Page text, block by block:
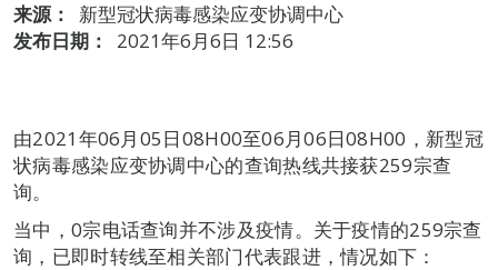
来源：
新型冠状病毒感染应变协调中心
发布日期：
2021年6月6日 12:56
由2021年06月05日08H00至06月06日08H00，新型冠
状病毒感染应变协调中心的查询热线共接获259宗查
询。
当中，0宗电话查询并不涉及疫情。关于疫情的259宗查
询，已即时转线至相关部门代表跟进，情况如下：